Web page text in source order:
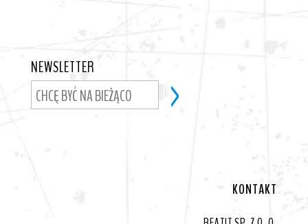
NEWSLETTER
KONTAKT